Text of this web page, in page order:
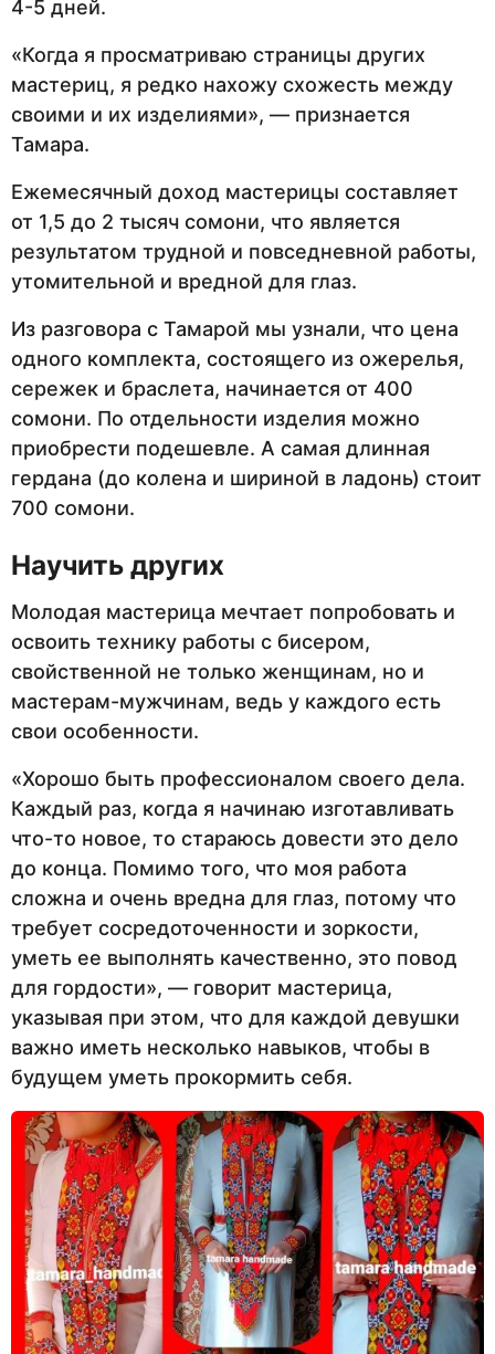
4-5 дней.
«Когда я просматриваю страницы других
мастериц, я редко нахожу схожесть между
своими и их изделиями», — признается
Тамара.
Ежемесячный доход мастерицы составляет
от 1,5 до 2 тысяч сомони, что является
результатом трудной и повседневной работы,
утомительной и вредной для глаз.
Из разговора с Тамарой мы узнали, что цена
одного комплекта, состоящего из ожерелья,
сережек и браслета, начинается от 400
сомони. По отдельности изделия можно
приобрести подешевле. А самая длинная
гердана (до колена и шириной в ладонь) стоит
700 сомони.
Научить других
Молодая мастерица мечтает попробовать и
освоить технику работы с бисером,
свойственной не только женщинам, но и
мастерам-мужчинам, ведь у каждого есть
свои особенности.
«Хорошо быть профессионалом своего дела.
Каждый раз, когда я начинаю изготавливать
что-то новое, то стараюсь довести это дело
до конца. Помимо того, что моя работа
сложна и очень вредна для глаз, потому что
требует сосредоточенности и зоркости,
уметь ее выполнять качественно, это повод
для гордости», — говорит мастерица,
указывая при этом, что для каждой девушки
важно иметь несколько навыков, чтобы в
будущем уметь прокормить себя.